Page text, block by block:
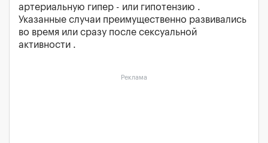
артериальную гипер - или гипотензию .
Указанные случаи преимущественно развивались
во время или сразу после сексуальной
активности .
Реклама